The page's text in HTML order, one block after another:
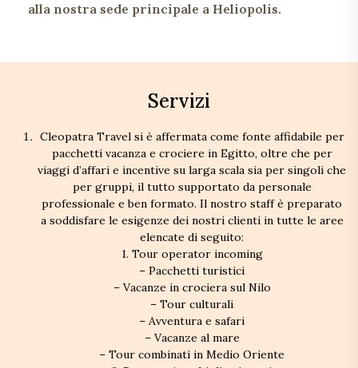
alla nostra sede principale a Heliopolis.
Servizi
Cleopatra Travel si è affermata come fonte affidabile per
pacchetti vacanza e crociere in Egitto, oltre che per
viaggi d’affari e incentive su larga scala sia per singoli che
per gruppi, il tutto supportato da personale
professionale e ben formato. Il nostro staff è preparato
a soddisfare le esigenze dei nostri clienti in tutte le aree
elencate di seguito:
1. Tour operator incoming
– Pacchetti turistici
– Vacanze in crociera sul Nilo
– Tour culturali
– Avventura e safari
– Vacanze al mare
– Tour combinati in Medio Oriente